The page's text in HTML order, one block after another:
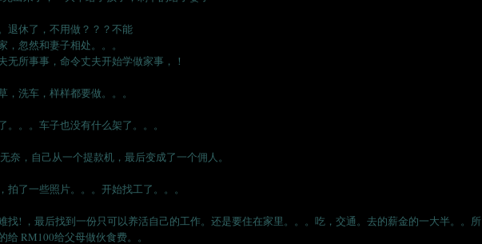
退休了，不用做？？？不能
，忽然和妻子相处。。。
无所事事，命令丈夫开始学做家事，！
，洗车，样样都要做。。。
。。。车子也没有什么架了。。。
奈，自己从一个提款机，最后变成了一个佣人。
拍了一些照片。。。开始找工了。。。
找! ，最后找到一份只可以养活自己的工作。还是要住在家里。。。吃，交通。去的薪金的一大半。。所
给 RM100给父母做伙食费。。